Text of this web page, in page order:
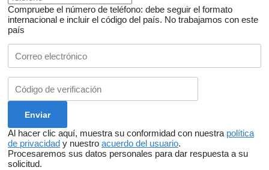
Compruebe el número de teléfono: debe seguir el formato
internacional e incluir el código del país. No trabajamos con este
país
Al hacer clic aquí, muestra su conformidad con nuestra política
de privacidad y nuestro acuerdo del usuario.
Procesaremos sus datos personales para dar respuesta a su
solicitud.